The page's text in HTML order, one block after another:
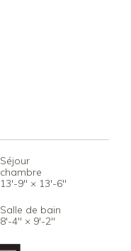
Séjour
chambre
13'-9" × 13'-6"
Salle de bain
8'-4" × 9'-2"